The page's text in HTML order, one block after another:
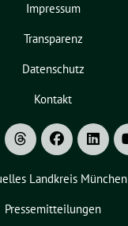
Impressum
Transparenz
Datenschutz
Kontakt
Landkreis München
Pressemitteilungen